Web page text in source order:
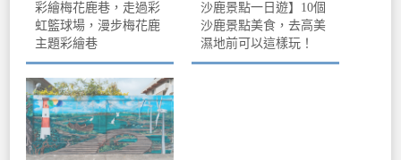
彩繪梅花鹿巷，走過彩
虹籃球場，漫步梅花鹿
主題彩繪巷
沙鹿景點一日遊】10個
沙鹿景點美食，去高美
濕地前可以這樣玩！